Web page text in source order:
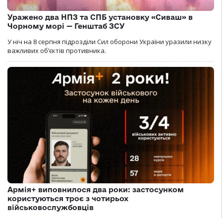
Уражено два НПЗ та СПБ установку «Сиваш» в
Чорному морі — Генштаб ЗСУ
У ніч на 8 серпня підрозділи Сил оборони України уразили низку
важливих об’єктів противника.
Армія+ виповнилося два роки: застосунком
користуються троє з чотирьох
військовослужбовців